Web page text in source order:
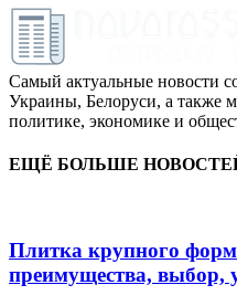
Самый актуальные новости
Украины, Белоруси, а также
политике, экономике и
ЕЩЁ БОЛЬШЕ
Плитка крупного
преимущества, выбор,